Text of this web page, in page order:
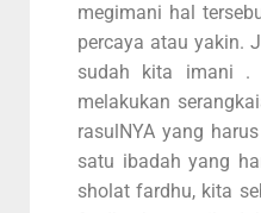
megimani hal
percaya atau yakin.
sudah kita imani .
melakukan
rasulNYA yang
satu ibadah yang
sholat fardhu, kita